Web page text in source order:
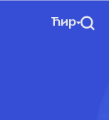
Ћир